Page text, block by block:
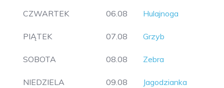
CZWARTEK 06.08 Hulajnoga
PIĄTEK 07.08 Grzyb
SOBOTA 08.08 Zebra
NIEDZIELA 09.08 Jagodzianka